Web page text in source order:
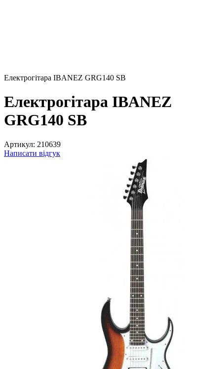
Електрогітара IBANEZ GRG140 SB
Електрогітара IBANEZ
GRG140 SB
Артикул: 210639
Написати відгук